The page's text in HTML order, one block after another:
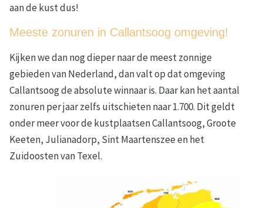
aan de kust dus!
Meeste zonuren in Callantsoog omgeving!
Kijken we dan nog dieper naar de meest zonnige
gebieden van Nederland, dan valt op dat omgeving
Callantsoog de absolute winnaar is. Daar kan het aantal
zonuren per jaar zelfs uitschieten naar 1.700. Dit geldt
onder meer voor de kustplaatsen Callantsoog, Groote
Keeten, Julianadorp, Sint Maartenszee en het
Zuidoosten van Texel.